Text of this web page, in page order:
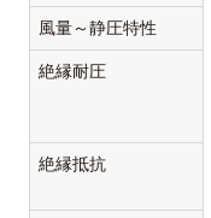
風量～静圧特性
絶縁耐圧
絶縁抵抗